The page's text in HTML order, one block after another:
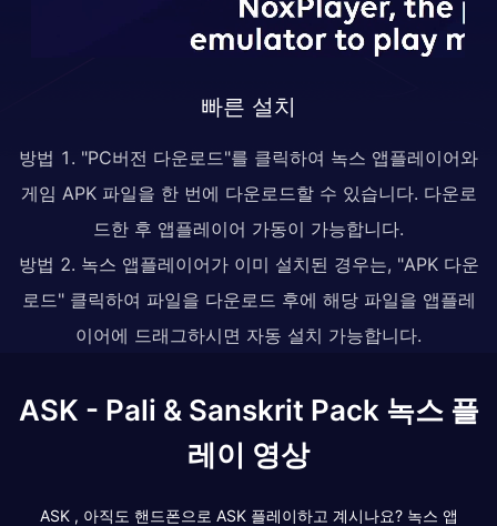
빠른 설치
방법 1. "PC버전 다운로드"를 클릭하여 녹스 앱플레이어와
게임 APK 파일을 한 번에 다운로드할 수 있습니다. 다운로
드한 후 앱플레이어 가동이 가능합니다.
방법 2. 녹스 앱플레이어가 이미 설치된 경우는, "APK 다운
로드" 클릭하여 파일을 다운로드 후에 해당 파일을 앱플레
이어에 드래그하시면 자동 설치 가능합니다.
ASK - Pali & Sanskrit Pack 녹스 플
레이 영상
ASK , 아직도 핸드폰으로 ASK 플레이하고 계시나요? 녹스 앱